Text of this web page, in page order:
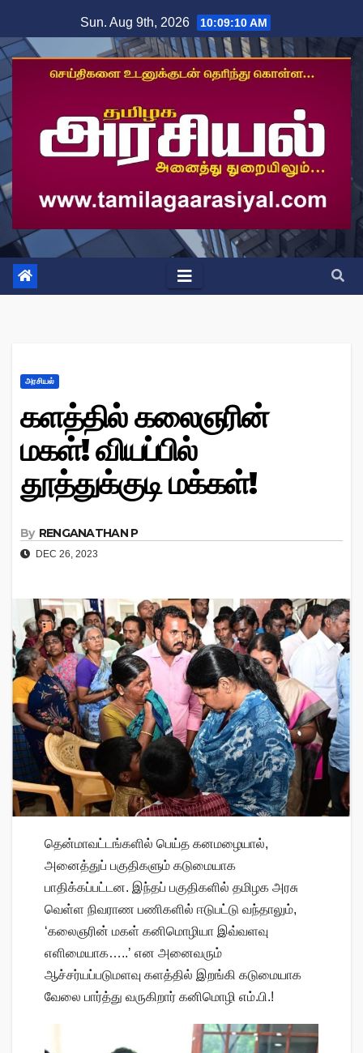
to
content
Sun. Aug 9th, 2026 10:09:10 AM
அரசியல்
களத்தில் கலைஞரின்
மகள்! வியப்பில்
தூத்துக்குடி மக்கள்!
By RENGANATHAN P
DEC 26, 2023
தென்மாவட்டங்களில் பெய்த கனமழையால்,
அனைத்துப் பகுதிகளும் கடுமையாக
பாதிக்கப்பட்டன. இந்தப் பகுதிகளில் தமிழக அரசு
வெள்ள நிவராண பணிகளில் ஈடுபட்டு வந்தாலும்,
‘கலைஞரின் மகள் கனிமொழியா இவ்வளவு
எளிமையாக…..’ என அனைவரும்
ஆச்சர்யப்படுமளவு களத்தில் இறங்கி கடுமையாக
வேலை பார்த்து வருகிறார் கனிமொழி எம்.பி.!